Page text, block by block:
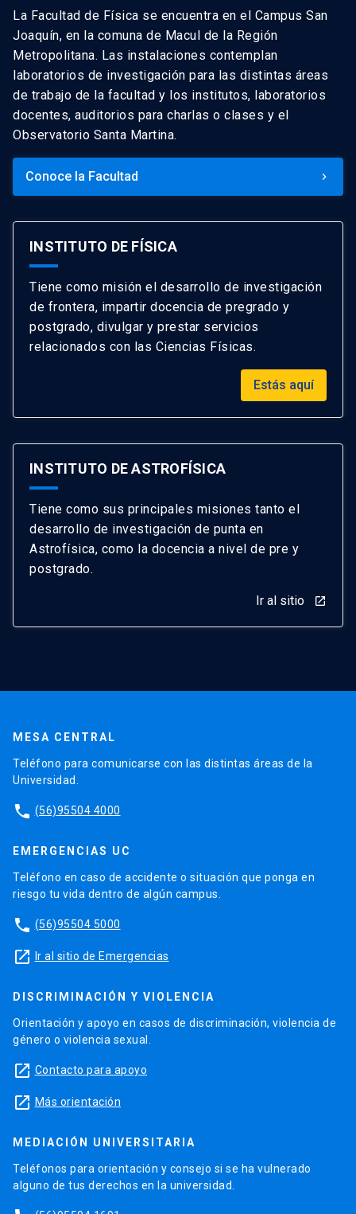
La Facultad de Física se encuentra en el Campus San
Joaquín, en la comuna de Macul de la Región
Metropolitana. Las instalaciones contemplan
laboratorios de investigación para las distintas áreas
de trabajo de la facultad y los institutos, laboratorios
docentes, auditorios para charlas o clases y el
Observatorio Santa Martina.
Conoce la Facultad keyboard_arrow_right
INSTITUTO DE FÍSICA
Tiene como misión el desarrollo de investigación
de frontera, impartir docencia de pregrado y
postgrado, divulgar y prestar servicios
relacionados con las Ciencias Físicas.
Estás aquí
INSTITUTO DE ASTROFÍSICA
Tiene como sus principales misiones tanto el
desarrollo de investigación de punta en
Astrofísica, como la docencia a nivel de pre y
postgrado.
Ir al sitio launch
MESA CENTRAL
Teléfono para comunicarse con las distintas áreas de la
Universidad.
phone (56)95504 4000
EMERGENCIAS UC
Teléfono en caso de accidente o situación que ponga en
riesgo tu vida dentro de algún campus.
phone (56)95504 5000
launch Ir al sitio de Emergencias
DISCRIMINACIÓN Y VIOLENCIA
Orientación y apoyo en casos de discriminación, violencia de
género o violencia sexual.
launch Contacto para apoyo
launch Más orientación
MEDIACIÓN UNIVERSITARIA
Teléfonos para orientación y consejo si se ha vulnerado
alguno de tus derechos en la universidad.